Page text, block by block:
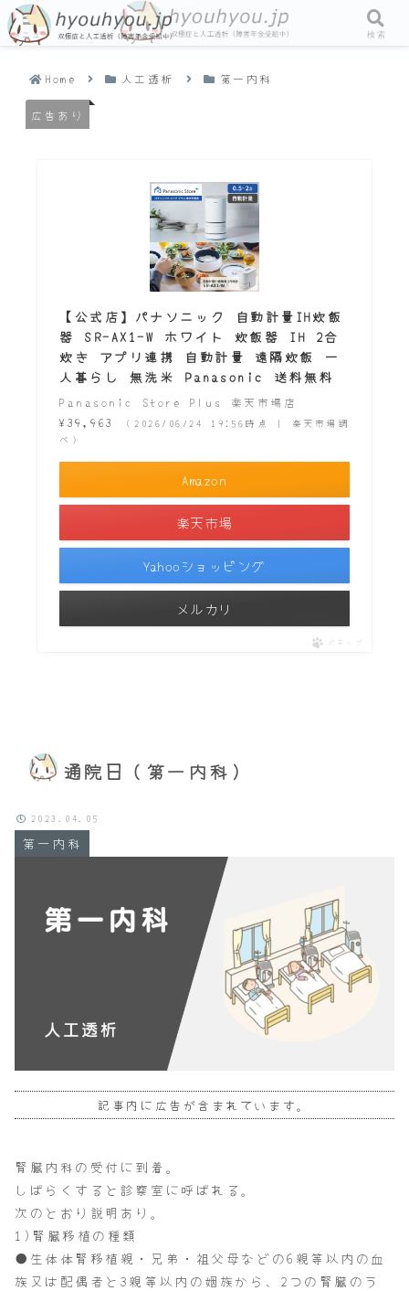
Home 人工透析 第一内科
広告あり
通院日（第一内科）
第一内科
2023.04.05
記事内に広告が含まれています。
【公式店】パナソニック 自動計量IH炊飯
器 SR-AX1-W ホワイト 炊飯器 IH 2合
炊き アプリ連携 自動計量 遠隔炊飯 一
人暮らし 無洗米 Panasonic 送料無料
Panasonic Store Plus 楽天市場店
¥39,963
（2026/06/24 19:56時点 | 楽天市場調
べ）
Amazon
楽天市場
Yahooショッピング
メルカリ
ポチップ
腎臓内科の受付に到着。
しばらくすると診察室に呼ばれる。
次のとおり説明あり。
1)腎臓移植の種類
●生体体腎移植親・兄弟・祖父母などの6親等以内の血
族又は配偶者と3親等以内の姻族から、2つの腎臓のう
メニュー 検索